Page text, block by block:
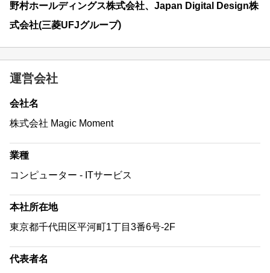
野村ホールディングス株式会社、Japan Digital Design株
式会社(三菱UFJグループ)
運営会社
会社名
株式会社 Magic Moment
業種
コンピューター - ITサービス
本社所在地
東京都千代田区平河町1丁目3番6号-2F
代表者名